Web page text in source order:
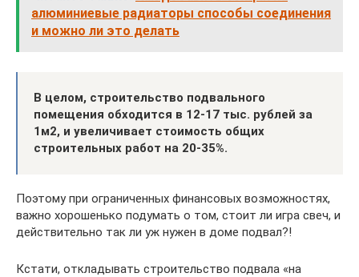
алюминиевые радиаторы способы соединения
и можно ли это делать
В целом, строительство подвального
помещения обходится в 12-17 тыс. рублей за
1м2, и увеличивает стоимость общих
строительных работ на 20-35%.
Поэтому при ограниченных финансовых возможностях,
важно хорошенько подумать о том, стоит ли игра свеч, и
действительно так ли уж нужен в доме подвал?!
Кстати, откладывать строительство подвала «на